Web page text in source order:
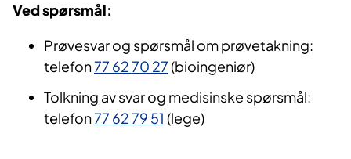
Ved spørsmål:
Prøvesvar og spørsmål om prøvetakning:
telefon77 62 70 27(bioingeniør)
Tolkning av svar og medisinske spørsmål:
telefon77 62 79 51 (lege)